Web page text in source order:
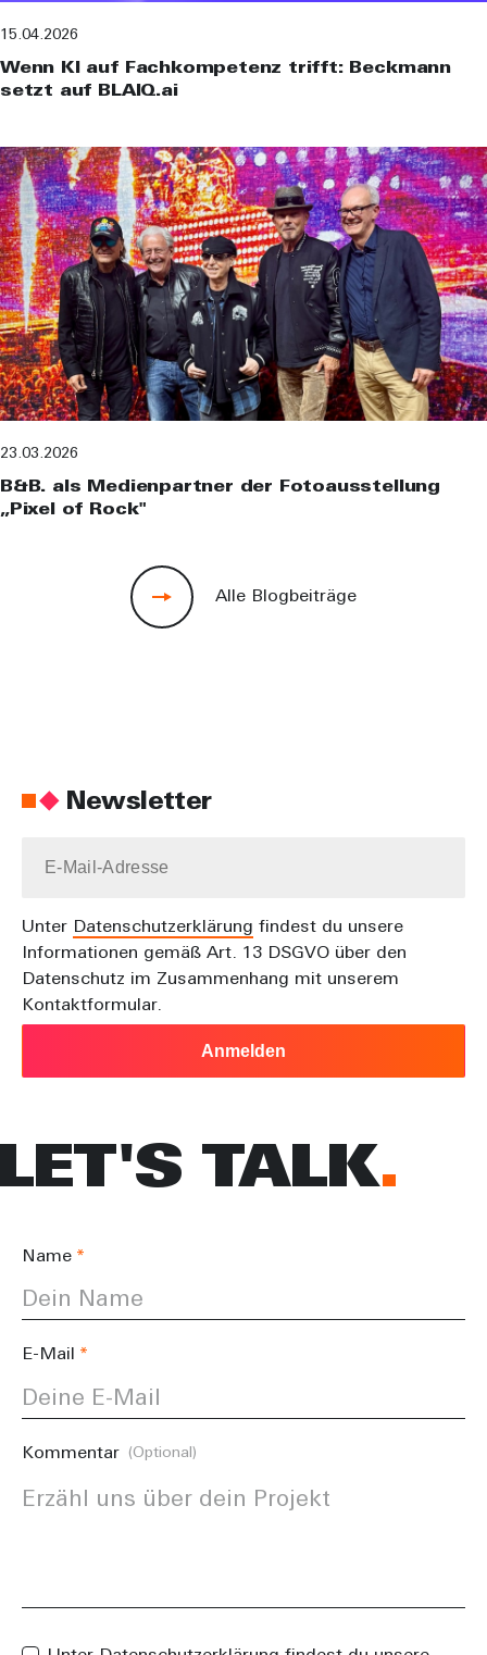
15.04.2026
Wenn KI auf Fachkompetenz trifft: Beckmann
setzt auf BLAIQ.ai
23.03.2026
B&B. als Medienpartner der Fotoausstellung
„Pixel of Rock"
Alle Blogbeiträge
Newsletter
Unter Datenschutz­erklärung findest du unsere
Informationen gemäß Art. 13 DSGVO über den
Datenschutz im Zusammenhang mit unserem
Kontaktformular.
TALK
Name
E-Mail
Kommentar (Optional)